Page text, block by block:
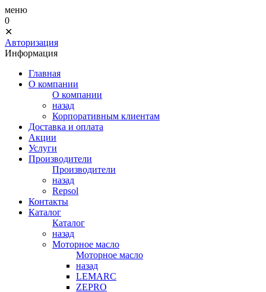
меню
0
✕
Авторизация
Информация
Главная
О компании
О компании
назад
Корпоративным клиентам
Доставка и оплата
Акции
Услуги
Производители
Производители
назад
Repsol
Контакты
Каталог
Каталог
назад
Моторное масло
Моторное масло
назад
LEMARC
ZEPRO